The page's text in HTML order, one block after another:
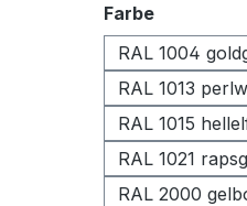
Farbeauswählen
RAL 1004
RAL 1013
RAL 1015
RAL 1021
RAL 2000